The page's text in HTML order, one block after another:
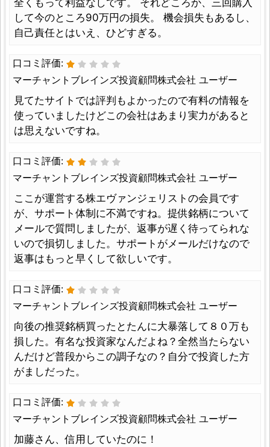
全くもって利益なしです。 それどころか、三回購入
して今のところ90万円の損失。 機会損失もあるし、
自己責任とはいえ、ひどすぎる。
口コミ評価:
マーチャントブレインズ投資顧問株式会社 ユーザー
見てたサイトでは評判もよかったので有料の情報を
使っていましたけどこの会社はあまり実力があると
は思えないですね。
口コミ評価:
マーチャントブレインズ投資顧問株式会社 ユーザー
ここが運営する株エヴァンジェリストの会員です
が、サポート体制に不満ですね。提供銘柄について
メールで質問しましたが、返事が遅く待ってられな
いので損切しました。サポートがメールだけなので
返事はもっと早くして欲しいです。
口コミ評価:
マーチャントブレインズ投資顧問株式会社 ユーザー
向後の推奨銘柄買ったとたんに大暴落して８０万も
損した。有名な投資家なんだよね？全然当たらない
んだけど普段からこの調子なの？自分で投資した方
がましだった。
口コミ評価:
マーチャントブレインズ投資顧問株式会社 ユーザー
加藤さん、信用していたのに！